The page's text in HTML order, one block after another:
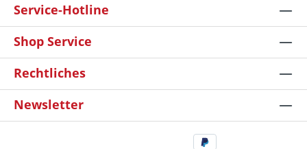
Service-Hotline
Shop Service
Rechtliches
Newsletter